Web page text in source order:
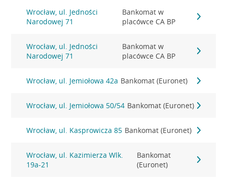
Wrocław, ul. Jedności
Narodowej 71
Bankomat w
placówce CA BP
Wrocław, ul. Jedności
Narodowej 71
Bankomat w
placówce CA BP
Wrocław, ul. Jemiołowa 42a Bankomat (Euronet)
Wrocław, ul. Jemiołowa 50/54 Bankomat (Euronet)
Wrocław, ul. Kasprowicza 85 Bankomat (Euronet)
Wrocław, ul. Kazimierza Wlk.
19a-21
Bankomat
(Euronet)